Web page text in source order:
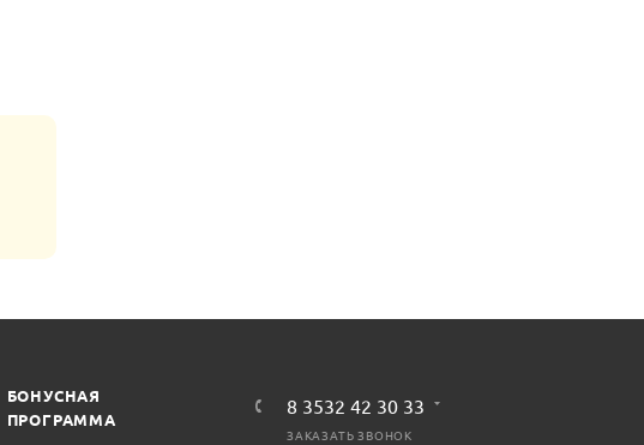
БОНУСНАЯ
ПРОГРАММА
8 3532 42 30 33
ЗАКАЗАТЬ ЗВОНОК